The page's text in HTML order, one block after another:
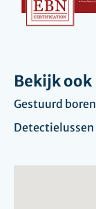
Bekijk ook
Gestuurd boren
Detectielussen